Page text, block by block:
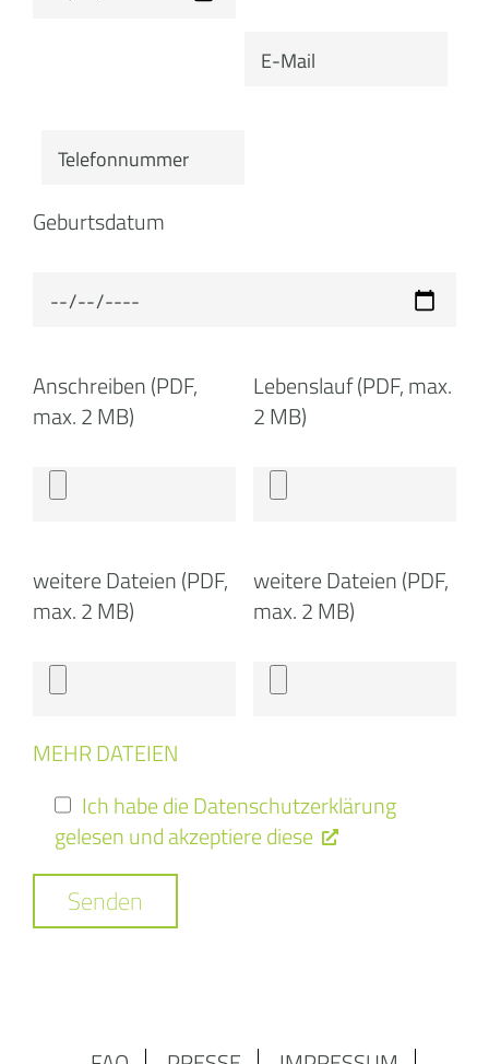
Geburtsdatum
Anschreiben (PDF,
max. 2 MB)
Lebenslauf (PDF, max.
2 MB)
weitere Dateien (PDF,
max. 2 MB)
weitere Dateien (PDF,
max. 2 MB)
MEHR DATEIEN
Ich habe die Datenschutzerklärung
gelesen und akzeptiere diese